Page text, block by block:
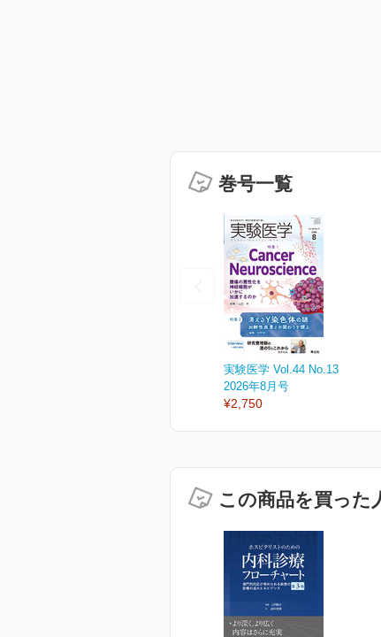
巻号一覧
実験医学 Vol.44 No.13
2026年8月号
¥2,750
この商品を買った